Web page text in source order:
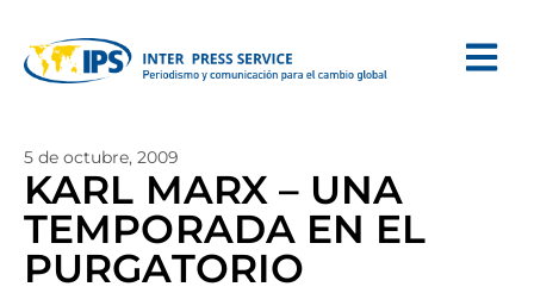
5 de octubre, 2009
KARL MARX – UNA
TEMPORADA EN EL
PURGATORIO